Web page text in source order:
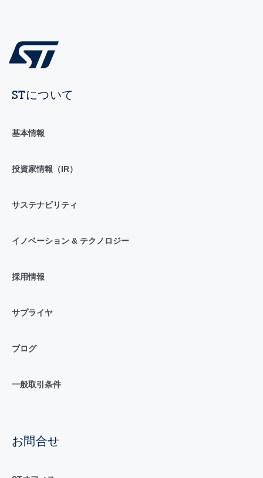
STについて
基本情報
投資家情報（IR）
サステナビリティ
イノベーション & テクノロジー
採用情報
サプライヤ
ブログ
一般取引条件
お問合せ